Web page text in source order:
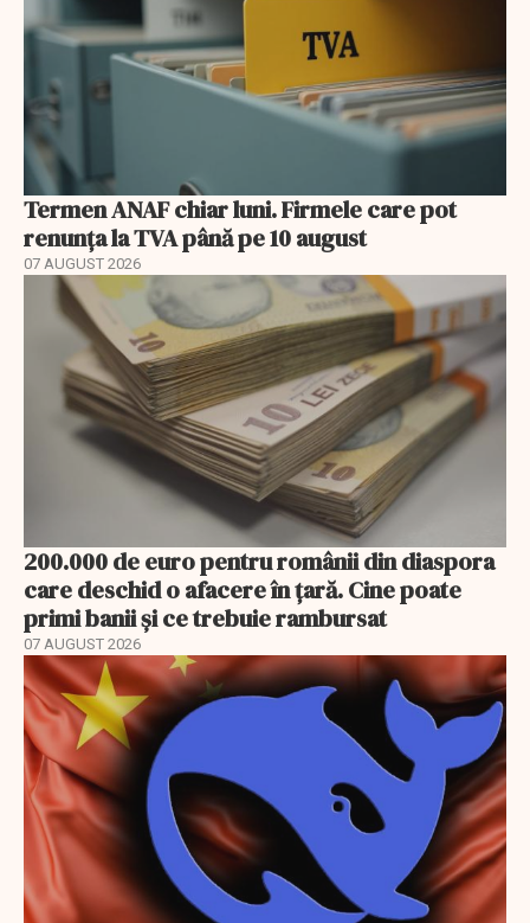
Termen ANAF chiar luni. Firmele care pot
renunța la TVA până pe 10 august
07 AUGUST 2026
200.000 de euro pentru românii din diaspora
care deschid o afacere în țară. Cine poate
primi banii și ce trebuie rambursat
07 AUGUST 2026